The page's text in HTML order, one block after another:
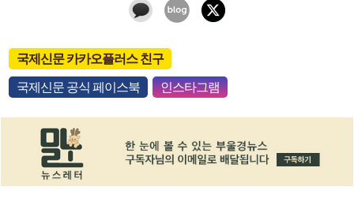
국제신문 카카오플러스 친구
국제신문 공식 페이스북 인스타그램